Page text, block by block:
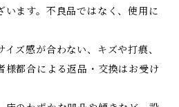
います。不良品ではなく、使用に
イズ感が合わない、キズや打痕、
様都合による返品・交換はお受け